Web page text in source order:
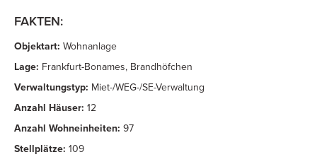
FAKTEN:
Objektart: Wohnanlage
Lage: Frankfurt-Bonames, Brandhöfchen
Verwaltungstyp: Miet-/WEG-/SE-Verwaltung
Anzahl Häuser: 12
Anzahl Wohneinheiten: 97
Stellplätze: 109